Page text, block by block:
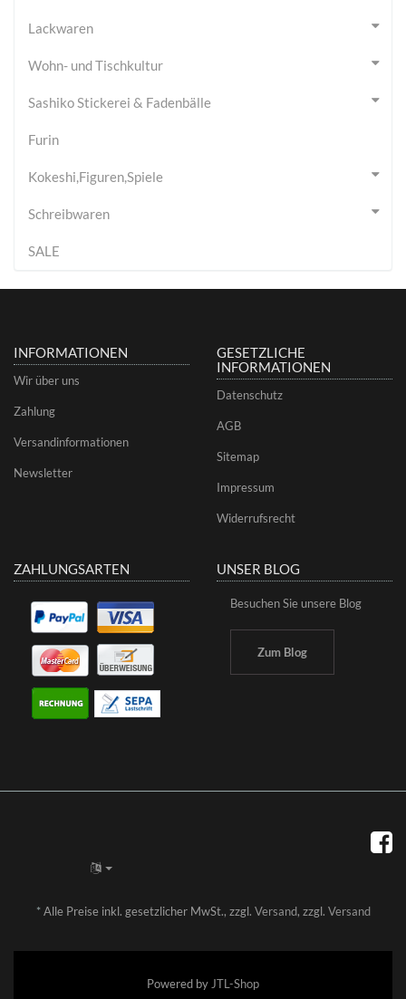
Lackwaren
Wohn- und Tischkultur
Sashiko Stickerei & Fadenbälle
Furin
Kokeshi,Figuren,Spiele
Schreibwaren
SALE
INFORMATIONEN
Wir über uns
Zahlung
Versandinformationen
Newsletter
GESETZLICHE
INFORMATIONEN
Datenschutz
AGB
Sitemap
Impressum
Widerrufsrecht
ZAHLUNGSARTEN UNSER BLOG
Besuchen Sie unsere Blog
Zum Blog
*Alle Preise inkl. gesetzlicher MwSt., zzgl. Versand, zzgl. Versand
Powered by JTL-Shop